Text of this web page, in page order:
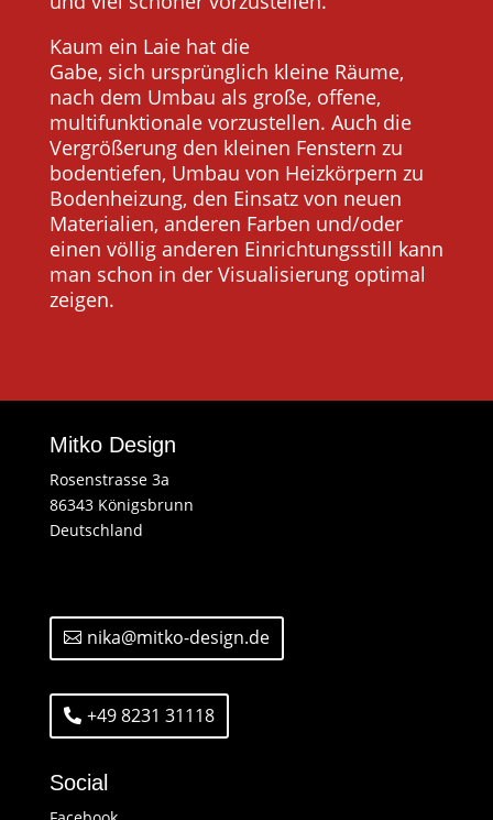
Kaum ein Laie hat die
Gabe, sich ursprünglich kleine Räume,
nach dem Umbau als große, offene,
multifunktionale vorzustellen. Auch die
Vergrößerung den kleinen Fenstern zu
bodentiefen, Umbau von Heizkörpern zu
Bodenheizung, den Einsatz von neuen
Materialien, anderen Farben und/oder
einen völlig anderen Einrichtungsstill kann
man schon in der Visualisierung optimal
zeigen.
Mitko Design
Rosenstrasse 3a
86343 Königsbrunn
Deutschland
nika@mitko-design.de
+49 8231 31118
Social